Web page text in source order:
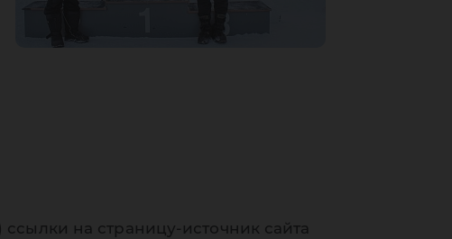
на страницу-источник сайта